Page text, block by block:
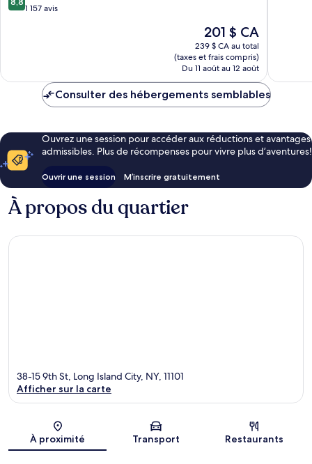
by
sur 1 157 avis
Le
prix
est
de
201 $ CA
201 $ CA
239 $ CA au total
(taxes et frais compris)
Du 11 août au 12 août
Consulter des hébergements semblables
Ouvrez une session pour accéder aux réductions et avantages
admissibles. Plus de récompenses pour vivre plus d’aventures!
Ouvrir une session M’inscrire gratuitement
À propos du quartier
Carte
38-15 9th St, Long Island City, NY, 11101
Afficher sur la carte
À proximité Transport Restaurants